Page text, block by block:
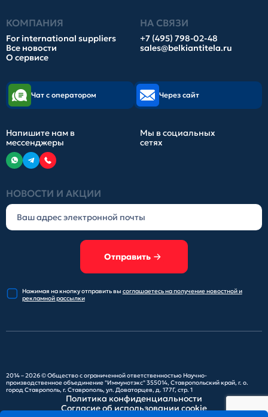
КОМПАНИЯ
For international suppliers
Все новости
О сервисе
НА СВЯЗИ
+7 (495) 798-02-48
sales@belkiantitela.ru
НОВОСТИ И АКЦИИ
Отправить
Нажимая на кнопку отправитьвы соглашаетесь на получениеновостной и
рекламной рассылки
Чат с оператором Через сайт
Напишите нам в
мессенджеры
Мы в социальных
сетях
2014 – 2026 ©Общество с ограниченной ответственностью Научно-
производственное объединение "Иммунотэкс"355014, Ставропольский край, г. о.
город Ставрополь, г. Ставрополь, ул. Доваторцев, д. 177Г, стр. 1
Политика конфиденциальности
Согласие об использовании cookie